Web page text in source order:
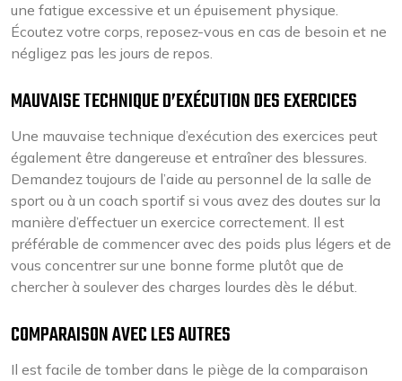
une fatigue excessive et un épuisement physique.
Écoutez votre corps, reposez-vous en cas de besoin et ne
négligez pas les jours de repos.
MAUVAISE TECHNIQUE D’EXÉCUTION DES EXERCICES
Une mauvaise technique d’exécution des exercices peut
également être dangereuse et entraîner des blessures.
Demandez toujours de l’aide au personnel de la salle de
sport ou à un coach sportif si vous avez des doutes sur la
manière d’effectuer un exercice correctement. Il est
préférable de commencer avec des poids plus légers et de
vous concentrer sur une bonne forme plutôt que de
chercher à soulever des charges lourdes dès le début.
COMPARAISON AVEC LES AUTRES
Il est facile de tomber dans le piège de la comparaison